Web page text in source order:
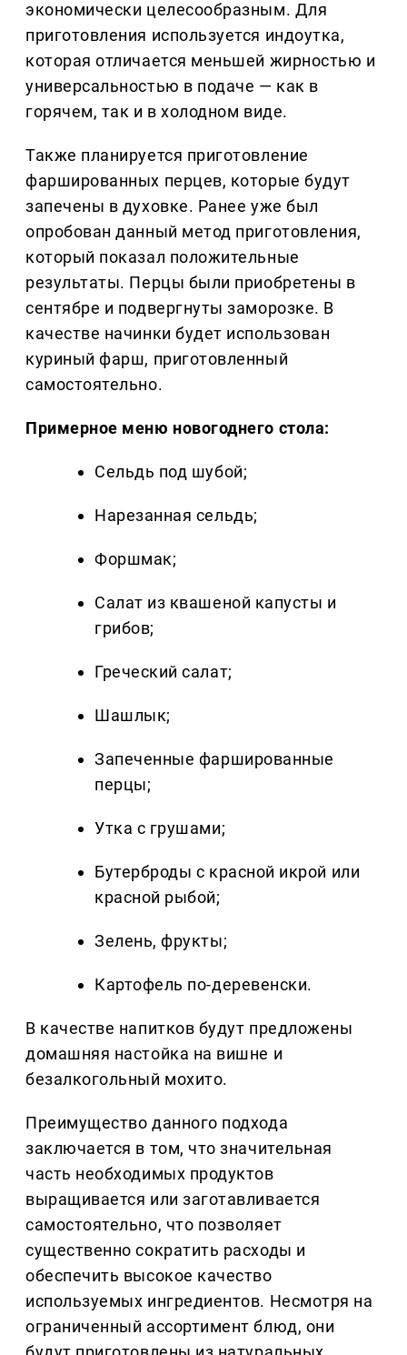
экономически целесообразным. Для
приготовления используется индоутка,
которая отличается меньшей жирностью и
универсальностью в подаче — как в
горячем, так и в холодном виде.
Также планируется приготовление
фаршированных перцев, которые будут
запечены в духовке. Ранее уже был
опробован данный метод приготовления,
который показал положительные
результаты. Перцы были приобретены в
сентябре и подвергнуты заморозке. В
качестве начинки будет использован
куриный фарш, приготовленный
самостоятельно.
Примерное меню новогоднего стола:
Сельдь под шубой;
Нарезанная сельдь;
Форшмак;
Салат из квашеной капусты и
грибов;
Греческий салат;
Шашлык;
Запеченные фаршированные
перцы;
Утка с грушами;
Бутерброды с красной икрой или
красной рыбой;
Зелень, фрукты;
Картофель по-деревенски.
В качестве напитков будут предложены
домашняя настойка на вишне и
безалкогольный мохито.
Преимущество данного подхода
заключается в том, что значительная
часть необходимых продуктов
выращивается или заготавливается
самостоятельно, что позволяет
существенно сократить расходы и
обеспечить высокое качество
используемых ингредиентов. Несмотря на
ограниченный ассортимент блюд, они